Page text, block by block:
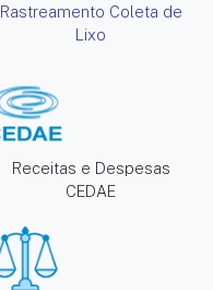
Rastreamento Coleta de
Lixo
Receitas e Despesas
CEDAE